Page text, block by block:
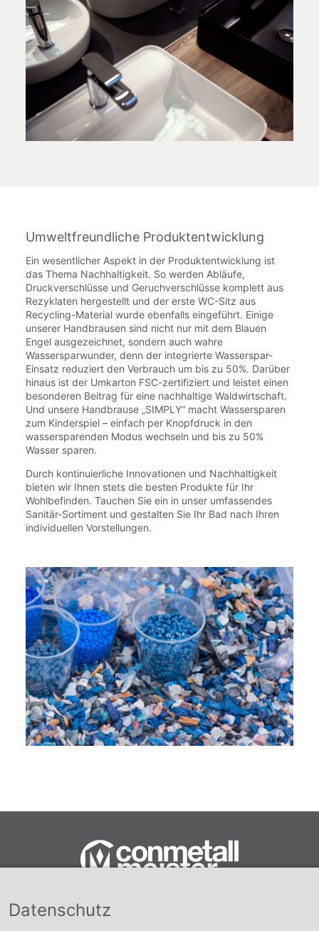
Umweltfreundliche Produktentwicklung
Ein wesentlicher Aspekt in der Produktentwicklung ist
das Thema Nachhaltigkeit. So werden Abläufe,
Druckverschlüsse und Geruchverschlüsse komplett aus
Rezyklaten hergestellt und der erste WC-Sitz aus
Recycling-Material wurde ebenfalls eingeführt. Einige
unserer Handbrausen sind nicht nur mit dem Blauen
Engel ausgezeichnet, sondern auch wahre
Wassersparwunder, denn der integrierte Wasserspar-
Einsatz reduziert den Verbrauch um bis zu 50%. Darüber
hinaus ist der Umkarton FSC-zertifiziert und leistet einen
besonderen Beitrag für eine nachhaltige Waldwirtschaft.
Und unsere Handbrause „SIMPLY“ macht Wassersparen
zum Kinderspiel – einfach per Knopfdruck in den
wassersparenden Modus wechseln und bis zu 50%
Wasser sparen.
Durch kontinuierliche Innovationen und Nachhaltigkeit
bieten wir Ihnen stets die besten Produkte für Ihr
Wohlbefinden. Tauchen Sie ein in unser umfassendes
Sanitär-Sortiment und gestalten Sie Ihr Bad nach Ihren
individuellen Vorstellungen.
Conmetall Meister GmbH
Datenschutz